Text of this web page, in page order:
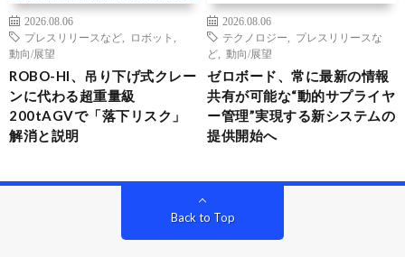
2026.08.06
プレスリリースなど
ロボット
動向/展望
ROBO-HI、吊り下げ式クレー
ンに代わる超重量級
200tAGVで「落下リスク」
解消と説明
2026.08.06
テクノロジー
プレスリリースな
ど
動向/展望
ゼロボード、常に最新の情報
共有が可能な“動的サプライヤ
ー管理”実現する新システムの
提供開始へ
Back to Top